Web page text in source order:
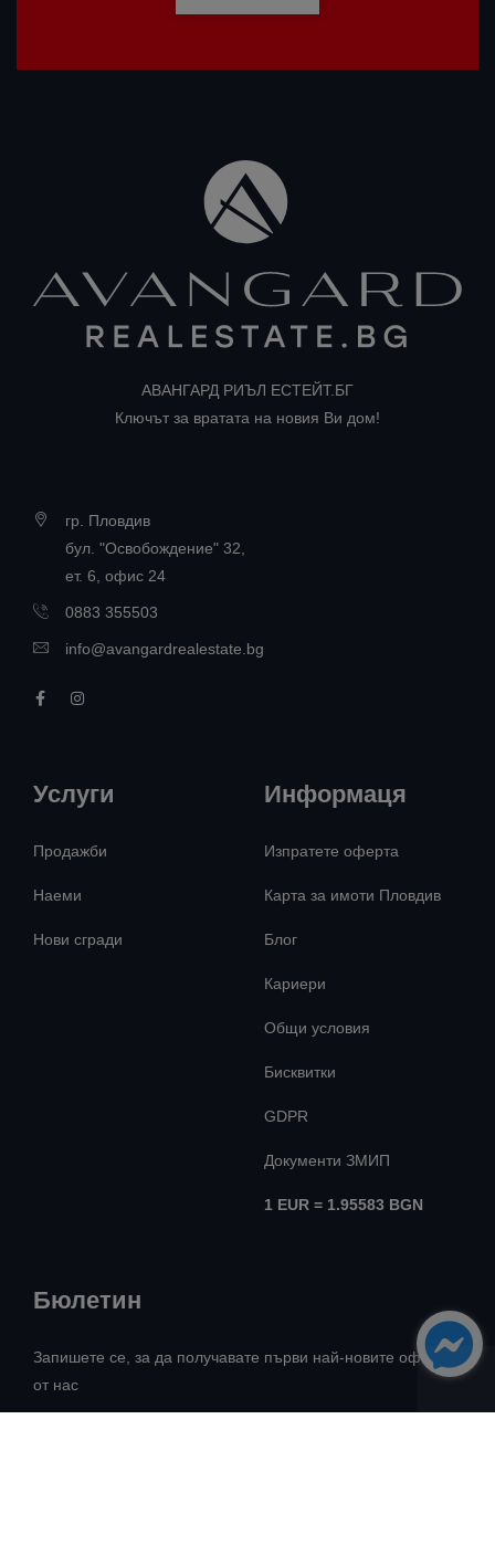
АВАНГАРД РИЪЛ ЕСТЕЙТ.БГ
Ключът за вратата на новия Ви дом!
гр. Пловдив
бул. "Освобождение" 32,
ет. 6, офис 24
0883 355503
info@avangardrealestate.bg
Услуги
Продажби
Наеми
Нови сгради
Информаця
Изпратете оферта
Карта за имоти Пловдив
Блог
Кариери
Общи условия
Бисквитки
GDPR
Документи ЗМИП
1 EUR = 1.95583 BGN
Бюлетин
Запишете се, за да получавате първи най-новите оферти
от нас